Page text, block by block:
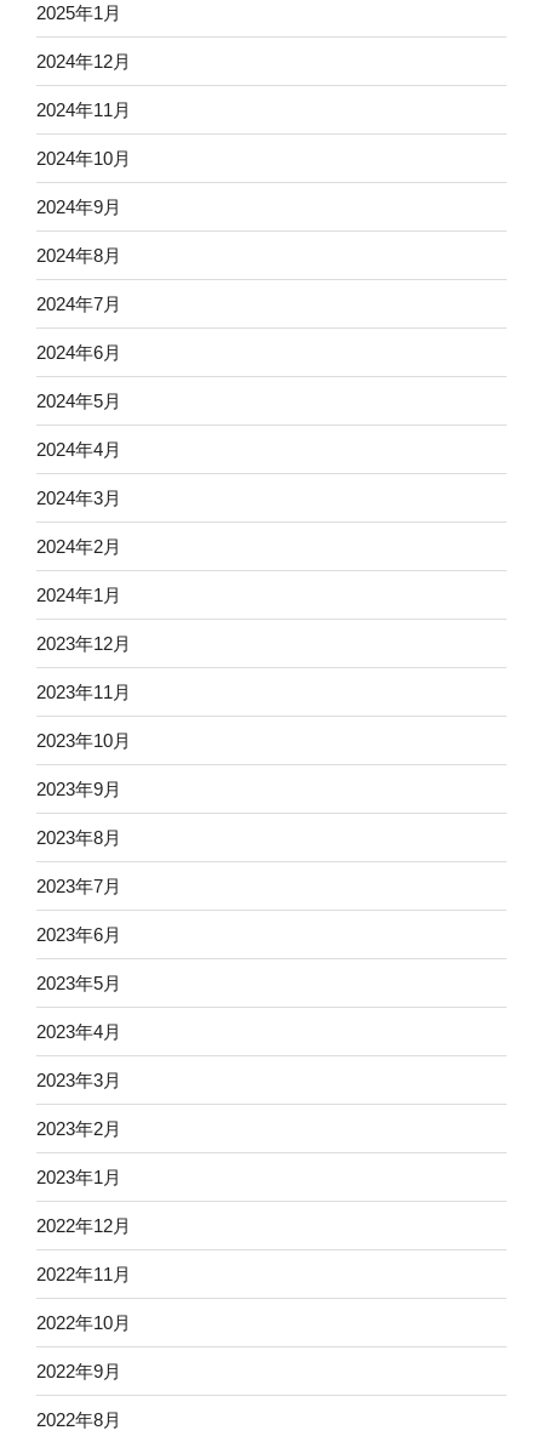
2025年1月
2024年12月
2024年11月
2024年10月
2024年9月
2024年8月
2024年7月
2024年6月
2024年5月
2024年4月
2024年3月
2024年2月
2024年1月
2023年12月
2023年11月
2023年10月
2023年9月
2023年8月
2023年7月
2023年6月
2023年5月
2023年4月
2023年3月
2023年2月
2023年1月
2022年12月
2022年11月
2022年10月
2022年9月
2022年8月